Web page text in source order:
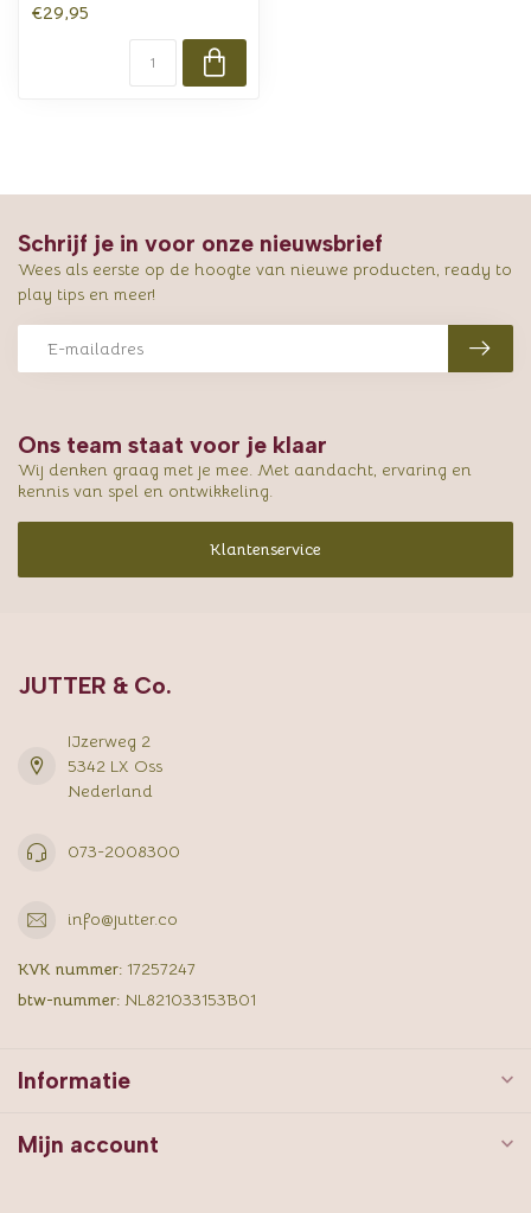
€29,95
Ons team staat voor je klaar
Wij denken graag met je mee. Met aandacht, ervaring en
kennis van spel en ontwikkeling.
Klantenservice
Schrijf je in voor onze nieuwsbrief
Wees als eerste op de hoogte van nieuwe producten, ready to
play tips en meer!
JUTTER & Co.
IJzerweg 2
5342 LX Oss
Nederland
073-2008300
info@jutter.co
KVK nummer: 17257247
btw-nummer: NL821033153B01
Informatie
Mijn account